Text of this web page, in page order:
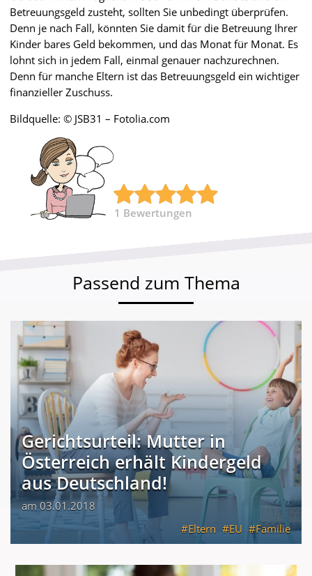
Betreuungsgeld zusteht, sollten Sie unbedingt überprüfen.
Denn je nach Fall, könnten Sie damit für die Betreuung Ihrer
Kinder bares Geld bekommen, und das Monat für Monat. Es
lohnt sich in jedem Fall, einmal genauer nachzurechnen.
Denn für manche Eltern ist das Betreuungsgeld ein wichtiger
finanzieller Zuschuss.
Bildquelle: © JSB31 – Fotolia.com
1 Bewertungen
Passend zum Thema
Gerichtsurteil: Mutter in
Österreich erhält Kindergeld
aus Deutschland!
am 03.01.2018
Eltern
EU Familie